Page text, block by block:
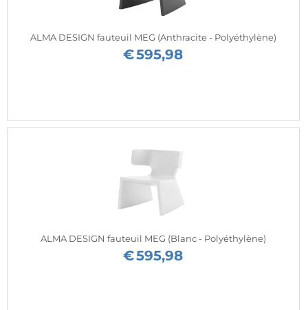
ALMA DESIGN fauteuil MEG (Anthracite - Polyéthylène)
€595,98
ALMA DESIGN fauteuil MEG (Blanc - Polyéthylène)
€595,98